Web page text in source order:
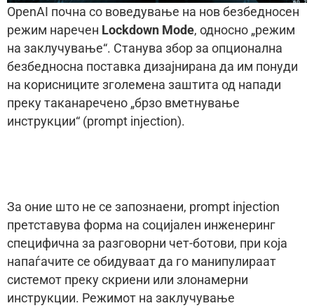
OpenAI почна со воведување на нов безбедносен
режим наречен Lockdown Mode, односно „режим
на заклучување“. Станува збор за опционална
безбедносна поставка дизајнирана да им понуди
на корисниците зголемена заштита од напади
преку таканаречено „брзо вметнување
инструкции“ (prompt injection).
За оние што не се запознаени, prompt injection
претставува форма на социјален инженеринг
специфична за разговорни чет-ботови, при која
напаѓачите се обидуваат да го манипулираат
системот преку скриени или злонамерни
инструкции. Режимот на заклучување